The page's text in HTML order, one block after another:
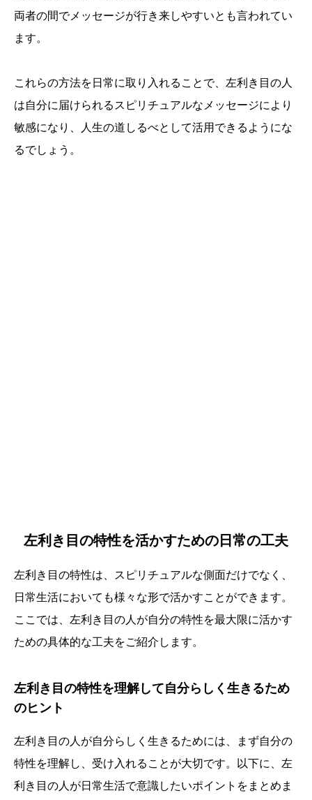
両者の間でメッセージが行き来しやすいとも言われてい
ます。
これらの方法を日常に取り入れることで、左利き目の人
は自分に届けられるスピリチュアルなメッセージにより
敏感になり、人生の道しるべとして活用できるようにな
るでしょう。
左利き目の特性を活かすための日常の工夫
左利き目の特性は、スピリチュアルな側面だけでなく、
日常生活においても様々な形で活かすことができます。
ここでは、左利き目の人が自分の特性を最大限に活かす
ための具体的な工夫をご紹介します。
左利き目の特性を理解して自分らしく生きるため
のヒント
左利き目の人が自分らしく生きるためには、まず自分の
特性を理解し、受け入れることが大切です。以下に、左
利き目の人が日常生活で意識したいポイントをまとめま
誕生日ランキング 金運神社 金運財布 姓名判断